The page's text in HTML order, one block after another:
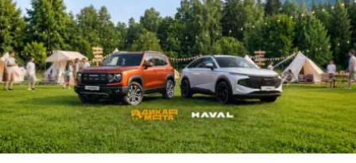
DARGO
от 3 199 000 ₽
DARGO X
от 3 499 000 ₽
Тест-драйв
Трейд-ин
КРЕДИТ И СТРАХОВАНИЕ
Кредитный калькулятор
Страхование
СЕРВИСНОЕ ОБСЛУЖИВАНИЕ
Нулевое ТО
Программа «Помощь на дороге»
Регламенты технического обслуживания
Электронный ПТС
О дилере
Наша команда
Контакты